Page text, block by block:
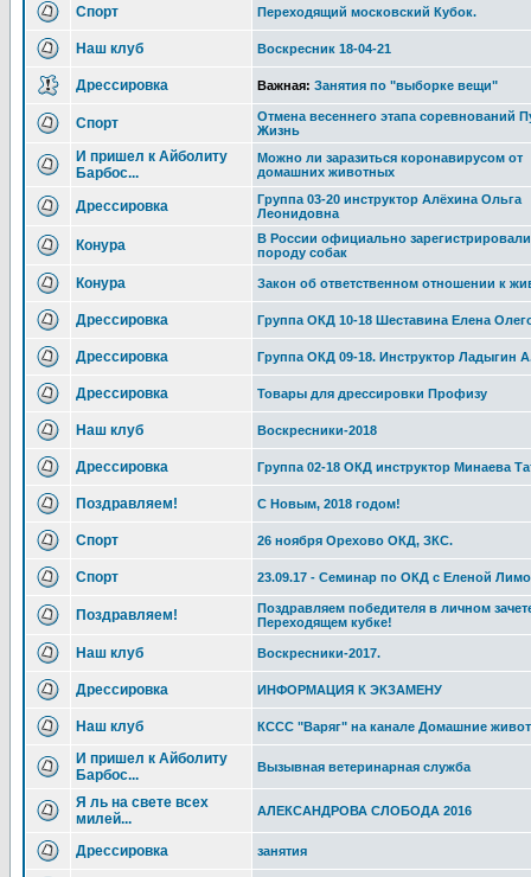
Спорт Переходящий московский Кубок.
Наш клуб Воскресник 18-04-21
Дрессировка Важная: Занятия по "выборке вещи"
Спорт
Отмена весеннего этапа соревнований
Жизнь
И пришел к Айболиту
Барбос...
Можно ли заразиться коронавирусом от
домашних животных
Дрессировка
Группа 03-20 инструктор Алёхина Ольга
Леонидовна
Конура
В России официально
породу собак
Конура Закон об ответственном отношении к
Дрессировка Группа ОКД 10-18 Шеставина Елена
Дрессировка Группа ОКД 09-18. Инструктор Ладыгин
Дрессировка Товары для дрессировки Профизу
Наш клуб Воскресники-2018
Дрессировка Группа 02-18 ОКД инструктор Минаева
Поздравляем! С Новым, 2018 годом!
Спорт 26 ноября Орехово ОКД, ЗКС.
Спорт 23.09.17 - Семинар по ОКД с Еленой
Поздравляем!
Поздравляем победителя в личном
Переходящем кубке!
Наш клуб Воскресники-2017.
Дрессировка ИНФОРМАЦИЯ К ЭКЗАМЕНУ
Наш клуб КССС "Варяг" на канале Домашние
И пришел к Айболиту
Барбос...
Вызывная ветеринарная служба
Я ль на свете всех
милей...
АЛЕКСАНДРОВА СЛОБОДА 2016
Дрессировка занятия